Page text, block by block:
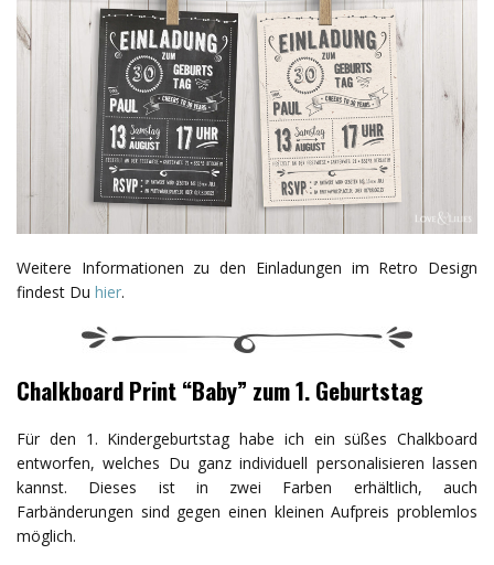
Weitere Informationen zu den Einladungen im Retro Design
findest Du hier.
Chalkboard Print “Baby” zum 1. Geburtstag
Für den 1. Kindergeburtstag habe ich ein süßes Chalkboard
entworfen, welches Du ganz individuell personalisieren lassen
kannst. Dieses ist in zwei Farben erhältlich, auch
Farbänderungen sind gegen einen kleinen Aufpreis problemlos
möglich.